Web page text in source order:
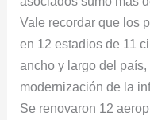
Vale recordar que los
en 12 estadios de 11
ancho y largo del
modernización de la
Se renovaron 12